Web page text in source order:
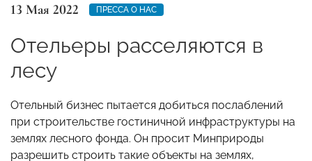
13 Мая 2022 ПРЕССА О НАС
Отельеры расселяются в
лесу
Отельный бизнес пытается добиться послаблений
при строительстве гостиничной инфраструктуры на
землях лесного фонда. Он просит Минприроды
разрешить строить такие объекты на землях,